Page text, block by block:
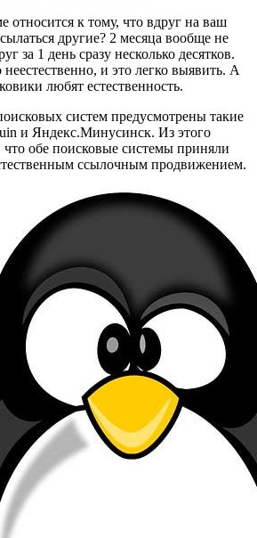
относится к тому, что вдруг на ваш
другие? 2 месяца вообще не
за 1 день сразу несколько десятков.
и это легко выявить. А
любят естественность.
систем предусмотрены такие
и Яндекс.Минусинск. Из этого
обе поисковые системы приняли
ссылочным продвижением.